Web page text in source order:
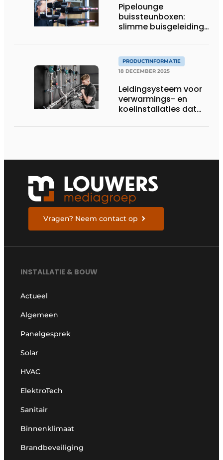
Pipelounge
buissteunboxen:
slimme buisgeleiding
installatie
PRODUCTINFORMATIE
18 DECEMBER 2025
Leidingsysteem voor
verwarmings- en
koelinstallaties dat
Vragen? Neem contact op
INSTALLATIE & BOUW
Actueel
Algemeen
Panelgesprek
Solar
HVAC
ElektroTech
Sanitair
Binnenklimaat
Brandbeveiliging